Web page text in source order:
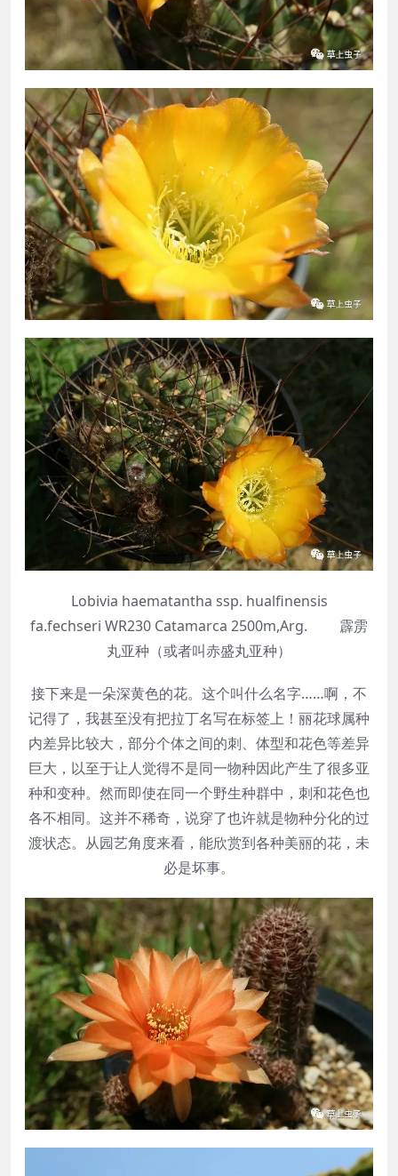
Lobivia haematantha ssp. hualfinensis
fa.fechseri WR230 Catamarca 2500m,Arg. 霹雳
丸亚种（或者叫赤盛丸亚种）
接下来是一朵深黄色的花。这个叫什么名字……啊，不
记得了，我甚至没有把拉丁名写在标签上！丽花球属种
内差异比较大，部分个体之间的刺、体型和花色等差异
巨大，以至于让人觉得不是同一物种因此产生了很多亚
种和变种。然而即使在同一个野生种群中，刺和花色也
各不相同。这并不稀奇，说穿了也许就是物种分化的过
渡状态。从园艺角度来看，能欣赏到各种美丽的花，未
必是坏事。